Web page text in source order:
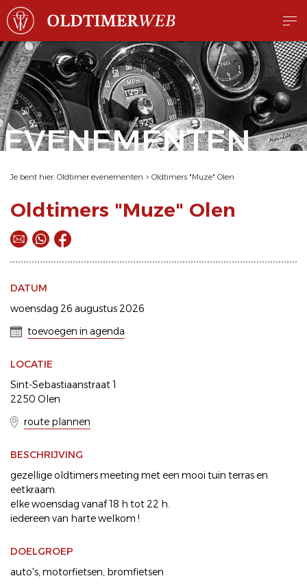
EVENEMENTEN
Je bent hier: Oldtimer evenementen > Oldtimers "Muze" Olen
Oldtimers "Muze" Olen
DATUM
woensdag 26 augustus 2026
toevoegen in agenda
LOCATIE
Sint-Sebastiaanstraat 1
2250 Olen
route plannen
BESCHRIJVING
gezellige oldtimers meeting met een mooi tuin terras en
eetkraam.
elke woensdag vanaf 18 h tot 22 h.
iedereen van harte welkom !
DOELGROEP
auto's motorfietsen bromfietsen